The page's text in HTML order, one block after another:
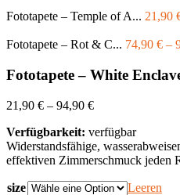
Fototapete – Temple of A... 21,90
Fototapete – Rot & C... 74,90 € –
Fototapete – White
21,90 € – 94,90 €
Verfügbarkeit: verfügbar
Widerstandsfähige,
effektiven Zimmerschmuck jeden
size Leeren